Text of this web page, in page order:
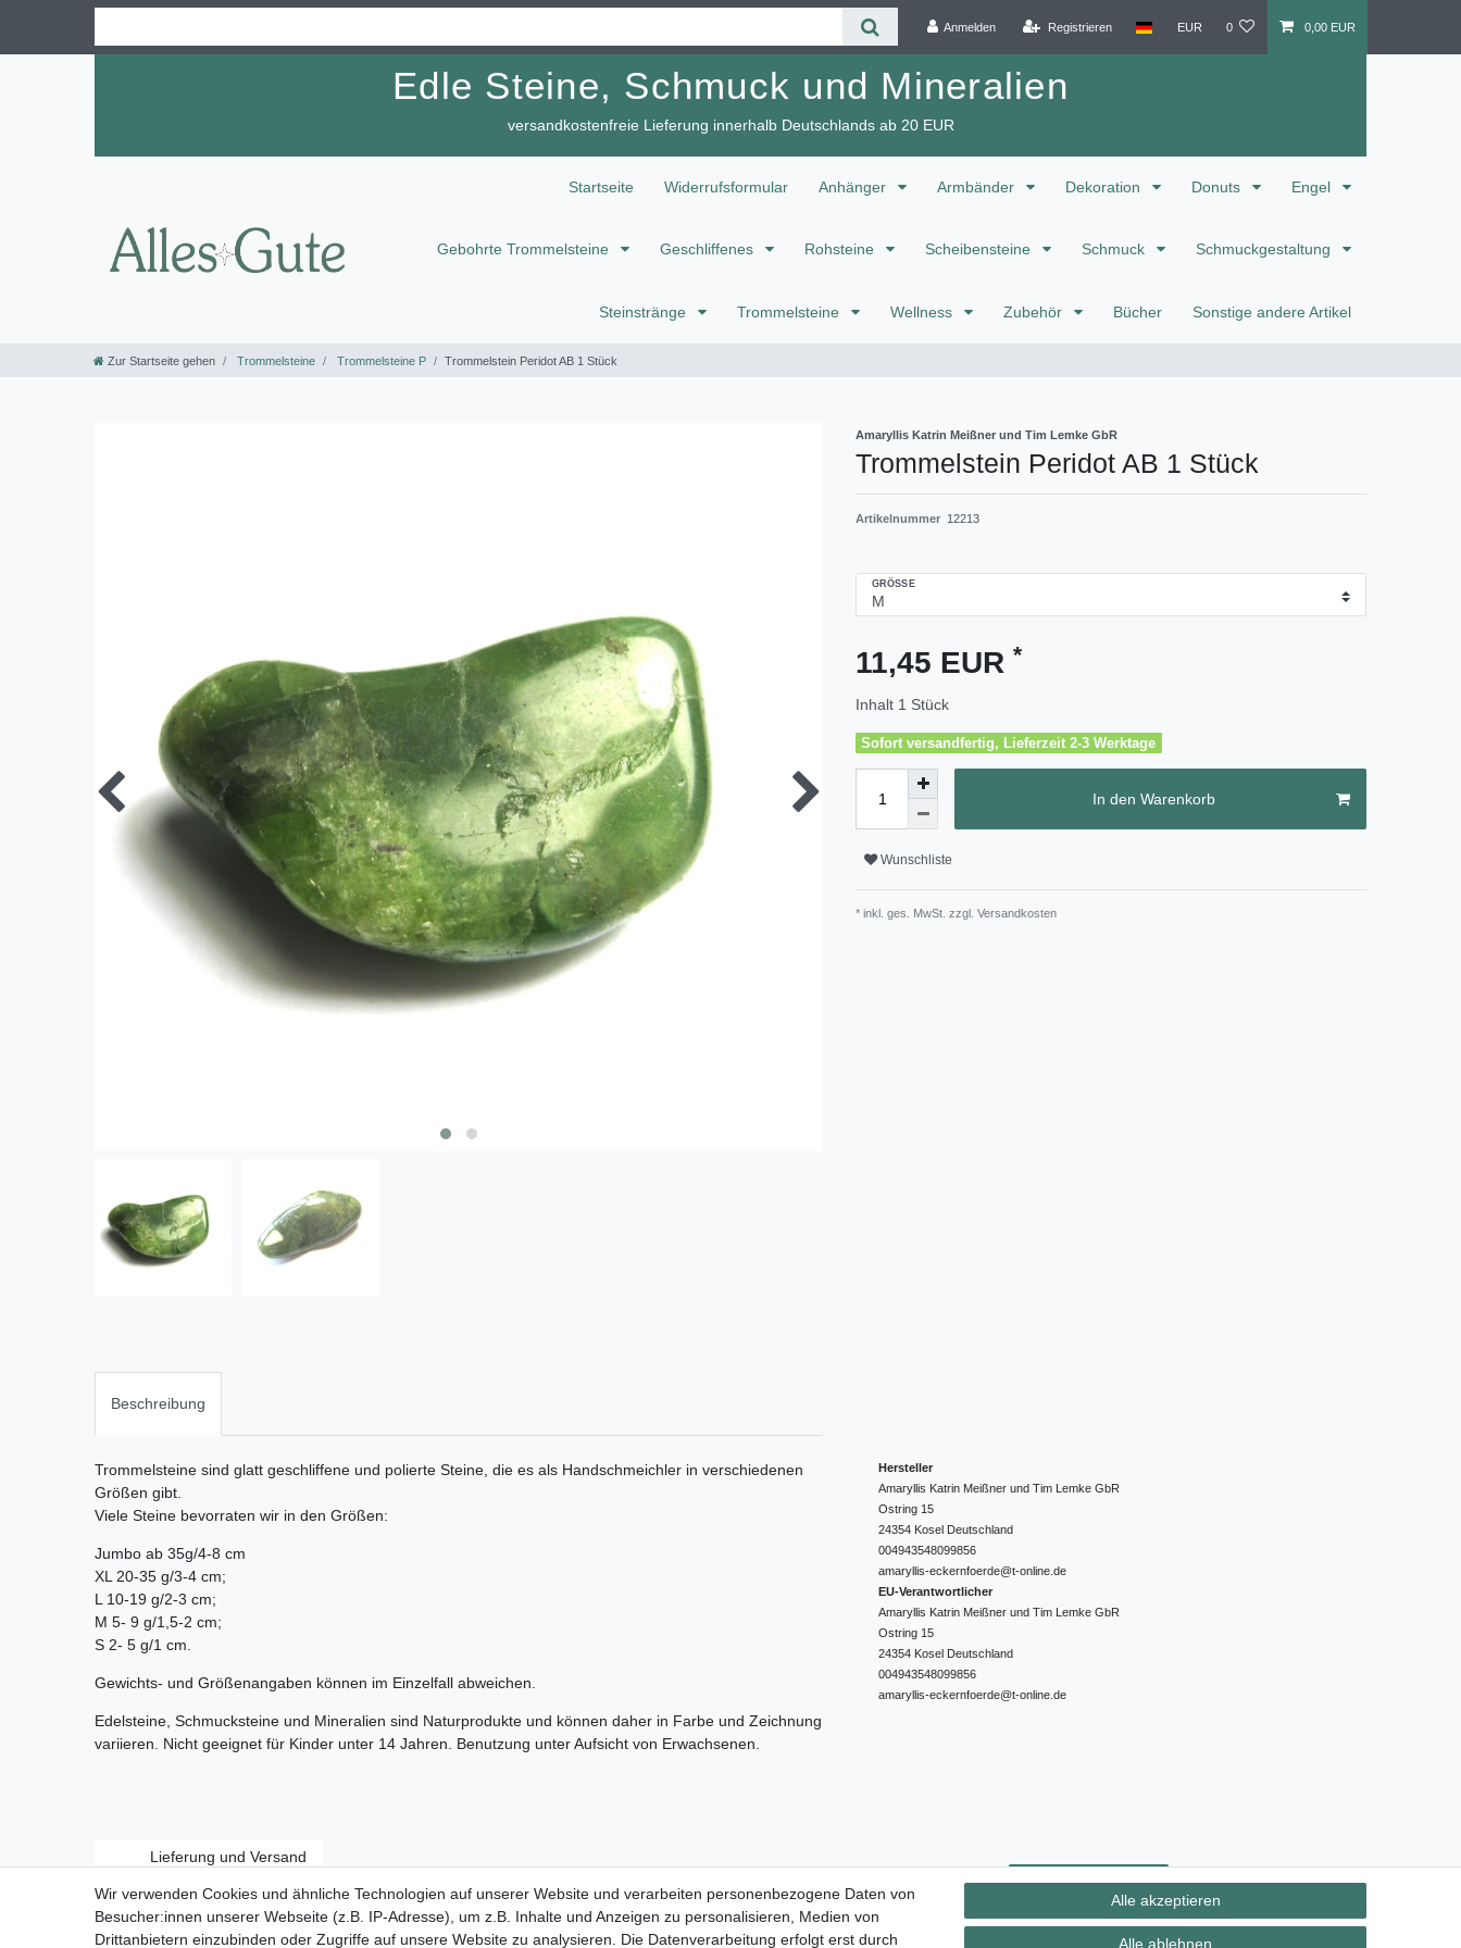
Anmelden Registrieren EUR 0 0,00 EUR
Edle Steine, Schmuck und Mineralien
versandkostenfreie Lieferung innerhalb Deutschlands ab 20 EUR
Startseite Widerrufsformular Anhänger Armbänder Dekoration Donuts Engel
Gebohrte Trommelsteine Geschliffenes Rohsteine Scheibensteine Schmuck Schmuckgestaltung
Steinstränge Trommelsteine Wellness Zubehör Bücher Sonstige andere Artikel
Zur Startseite gehen Trommelsteine Trommelsteine P Trommelstein Peridot AB 1 Stück
Amaryllis Katrin Meißner und Tim Lemke GbR
Trommelstein Peridot AB 1 Stück
Artikelnummer 12213
GRÖSSE
11,45 EUR *
Inhalt 1 Stück
Sofort versandfertig, Lieferzeit 2-3 Werktage
In den Warenkorb
Wunschliste
* inkl. ges. MwSt. zzgl. Versandkosten
Beschreibung
Trommelsteine sind glatt geschliffene und polierte Steine, die es als Handschmeichler in verschiedenen
Größen gibt.
Viele Steine bevorraten wir in den Größen:
Jumbo ab 35g/4-8 cm
XL 20-35 g/3-4 cm;
L 10-19 g/2-3 cm;
M 5- 9 g/1,5-2 cm;
S 2- 5 g/1 cm.
Gewichts- und Größenangaben können im Einzelfall abweichen.
Edelsteine, Schmucksteine und Mineralien sind Naturprodukte und können daher in Farbe und Zeichnung
variieren. Nicht geeignet für Kinder unter 14 Jahren. Benutzung unter Aufsicht von Erwachsenen.
Hersteller
Amaryllis Katrin Meißner und Tim Lemke GbR
Ostring 15
24354 Kosel Deutschland
004943548099856
amaryllis-eckernfoerde@t-online.de
EU-Verantwortlicher
Amaryllis Katrin Meißner und Tim Lemke GbR
Ostring 15
24354 Kosel Deutschland
004943548099856
amaryllis-eckernfoerde@t-online.de
Lieferung und Versand
Widerrufs­recht Vertrag widerrufen Kontakt
Wir verwenden Cookies und ähnliche Technologien auf unserer Website und verarbeiten personenbezogene Daten von
Besucher:innen unserer Webseite (z.B. IP-Adresse), um z.B. Inhalte und Anzeigen zu personalisieren, Medien von
Drittanbietern einzubinden oder Zugriffe auf unsere Website zu analysieren. Die Datenverarbeitung erfolgt erst durch
Alle akzeptieren
Alle ablehnen